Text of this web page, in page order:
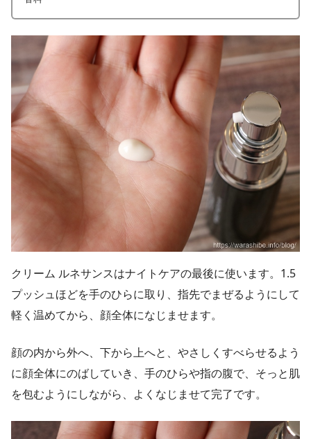
クリーム ルネサンスはナイトケアの最後に使います。1.5
プッシュほどを手のひらに取り、指先でまぜるようにして
軽く温めてから、顔全体になじませます。
顔の内から外へ、下から上へと、やさしくすべらせるよう
に顔全体にのばしていき、手のひらや指の腹で、そっと肌
を包むようにしながら、よくなじませて完了です。